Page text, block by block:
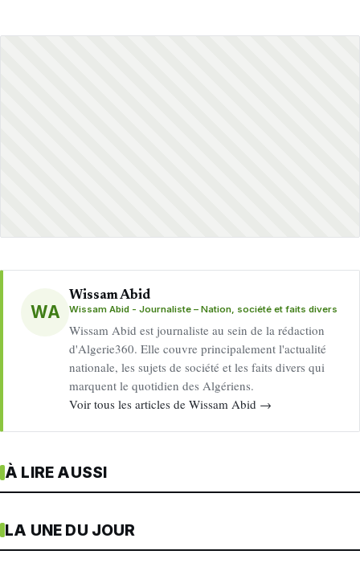
WA
Wissam Abid
Wissam Abid - Journaliste – Nation, société et faits divers
Wissam Abid est journaliste au sein de la rédaction
d'Algerie360. Elle couvre principalement l'actualité
nationale, les sujets de société et les faits divers qui
marquent le quotidien des Algériens.
Voir tous les articles de Wissam Abid →
À LIRE AUSSI
LA UNE DU JOUR